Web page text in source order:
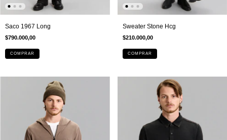
Saco 1967 Long
$790.000,00
COMPRAR
Sweater Stone Hcg
$210.000,00
COMPRAR